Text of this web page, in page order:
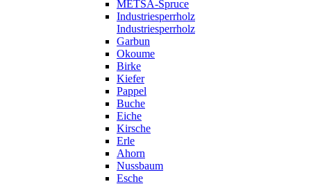
METSÄ-Spruce
Industriesperrholz
Industriesperrholz
Garbun
Okoume
Birke
Kiefer
Pappel
Buche
Eiche
Kirsche
Erle
Ahorn
Nussbaum
Esche